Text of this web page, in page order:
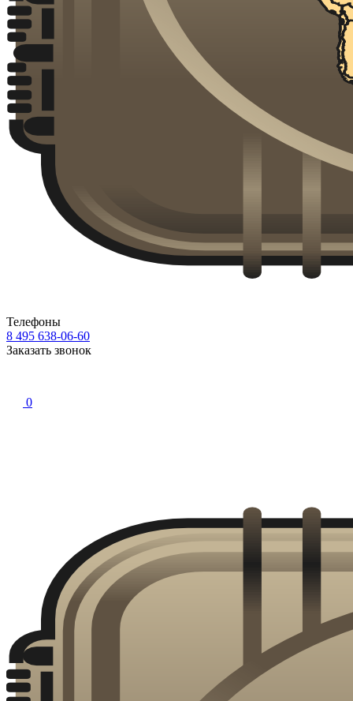
Телефоны
8 495 638-06-60
Заказать звонок
0